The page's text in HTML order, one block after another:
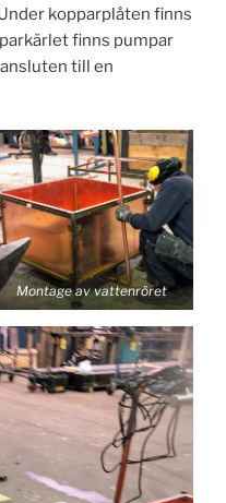
kopparplåten finns
finns pumpar
till en
Montage av vattenröret